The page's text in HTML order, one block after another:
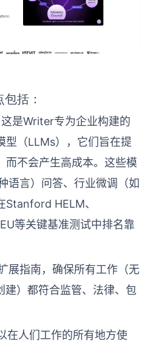
括：
是Writer专为企业构建的
型（LLMs），它们旨在提
而不会产生高成本。这些模
语言）问答、行业微调（如
Stanford HELM、
等关键基准测试中排名靠
展指南，确保所有工作（无
建）都符合监管、法律、包
在人们工作的所有地方使